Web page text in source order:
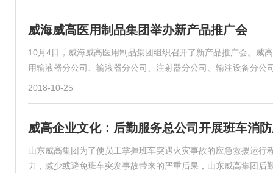
威海威高医用制品集团举办新产品推广会
10月4日，威海威高医用制品集团组织召开了新产品推广会。威
用输液器分公司、输液器分公司、注射器分公司、输注设备分公
2018-10-25
威高企业文化：后勤服务总公司开展班车消
山东威高集团为了使员工掌握班车突遇火灾事故的应急救援运
力，减少或避免班车突发事故带来的严重后果，山东威高集团后